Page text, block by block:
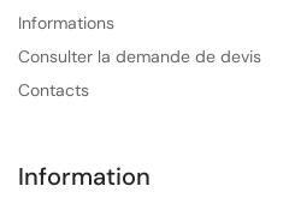
Informations
Consulter la demande de devis
Contacts
Information